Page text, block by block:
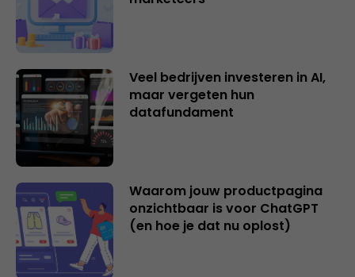
Veel bedrijven investeren in AI,
maar vergeten hun
datafundament
Waarom jouw productpagina
onzichtbaar is voor ChatGPT
(en hoe je dat nu oplost)